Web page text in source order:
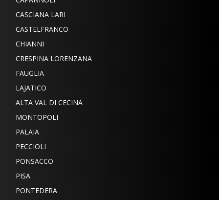
CASCIANA LARI
CASTELFRANCO
CHIANNI
CRESPINA LORENZANA
FAUGLIA
LAJATICO
ALTA VAL DI CECINA
MONTOPOLI
PALAIA
PECCIOLI
PONSACCO
PISA
PONTEDERA